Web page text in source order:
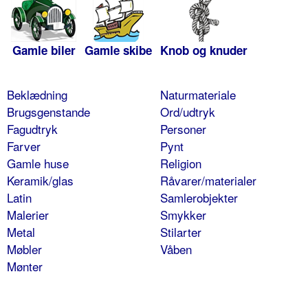
Gamle biler Gamle skibe Knob og knuder
Beklædning
Brugsgenstande
Fagudtryk
Farver
Gamle huse
Keramik/glas
Latin
Malerier
Metal
Møbler
Mønter
Naturmateriale
Ord/udtryk
Personer
Pynt
Religion
Råvarer/materialer
Samlerobjekter
Smykker
Stilarter
Våben